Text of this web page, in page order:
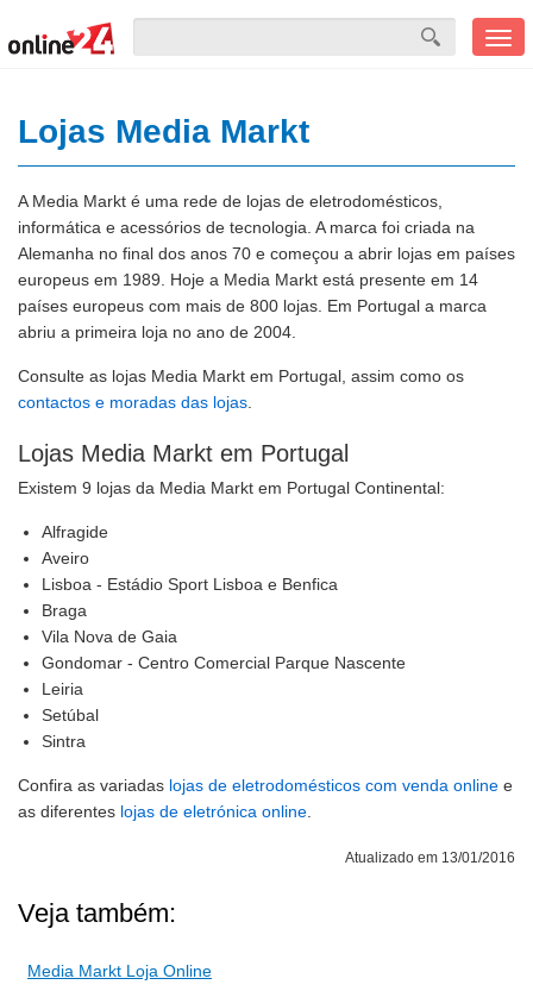
Lojas Media Markt
A Media Markt é uma rede de lojas de eletrodomésticos,
informática e acessórios de tecnologia. A marca foi criada na
Alemanha no final dos anos 70 e começou a abrir lojas em países
europeus em 1989. Hoje a Media Markt está presente em 14
países europeus com mais de 800 lojas. Em Portugal a marca
abriu a primeira loja no ano de 2004.
Consulte as lojas Media Markt em Portugal, assim como os
contactos e moradas das lojas
Lojas Media Markt em Portugal
Existem 9 lojas da Media Markt em Portugal Continental:
Alfragide
Aveiro
Lisboa - Estádio Sport Lisboa e Benfica
Braga
Vila Nova de Gaia
Gondomar - Centro Comercial Parque Nascente
Leiria
Setúbal
Sintra
Confira as variadas lojas de eletrodomésticos com venda online e
as diferentes lojas de eletrónica online
Atualizado em 13/01/2016
Veja também:
Media Markt Loja Online